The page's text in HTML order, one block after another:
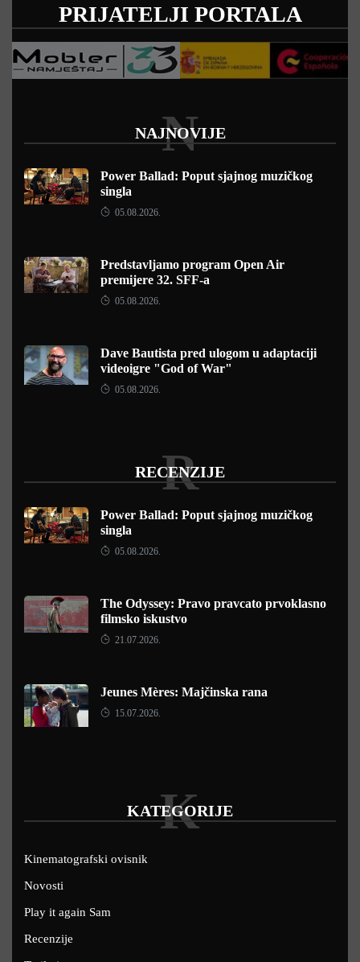
PRIJATELJI PORTALA
NAJNOVIJE
N
Power Ballad: Poput sjajnog muzičkog
singla
05.08.2026.
Predstavljamo program Open Air
premijere 32. SFF-a
05.08.2026.
Dave Bautista pred ulogom u adaptaciji
videoigre "God of War"
05.08.2026.
RECENZIJE
R
Power Ballad: Poput sjajnog muzičkog
singla
05.08.2026.
The Odyssey: Pravo pravcato prvoklasno
filmsko iskustvo
21.07.2026.
Jeunes Mères: Majčinska rana
15.07.2026.
KATEGORIJE
K
Kinematografski ovisnik
Novosti
Play it again Sam
Recenzije